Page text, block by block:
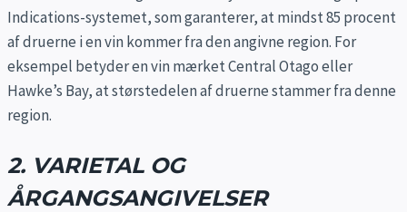
Indications-systemet, som garanterer, at mindst 85 procent
af druerne i en vin kommer fra den angivne region. For
eksempel betyder en vin mærket Central Otago eller
Hawke’s Bay, at størstedelen af druerne stammer fra denne
region.
2. VARIETAL OG
ÅRGANGSANGIVELSER